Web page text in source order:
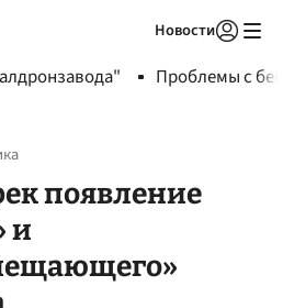
Новости
Проблемы с
появление
и